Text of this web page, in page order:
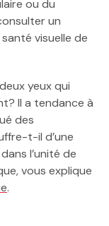
ou du
un
visuelle de
yeux qui
Il a tendance à
des
t-il d’une
l’unité de
vous explique
.